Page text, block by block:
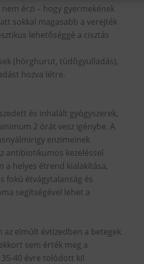
érzi – hogy gyermekének
sokkal magasabb a verejték
lehetőséggé a cisztás
(hörghurut, tüdőgyulladás),
hozva létre.
és inhalált gyógyszerek,
2 órát vesz igénybe. A
enzimeinek
antibiotikumos kezeléssel
a helyes étrend kialakítása,
fokú étvágytalanság és
segítségével lehet a
az elmúlt évtizedben a betegek
sem érték meg a
40 évre tolódott ki!